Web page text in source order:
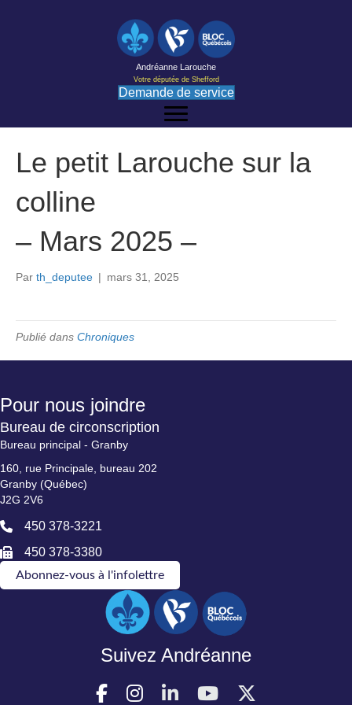
Andréanne Larouche
Votre députée de Shefford
Demande de service
Le petit Larouche sur la
colline
– Mars 2025 –
Par th_deputee | mars 31, 2025
Publié dans Chroniques
Pour nous joindre
Bureau de circonscription
Bureau principal - Granby
160, rue Principale, bureau 202
Granby (Québec)
J2G 2V6
450 378-3221
450 378-3380
Abonnez-vous à l'infolettre
Suivez Andréanne